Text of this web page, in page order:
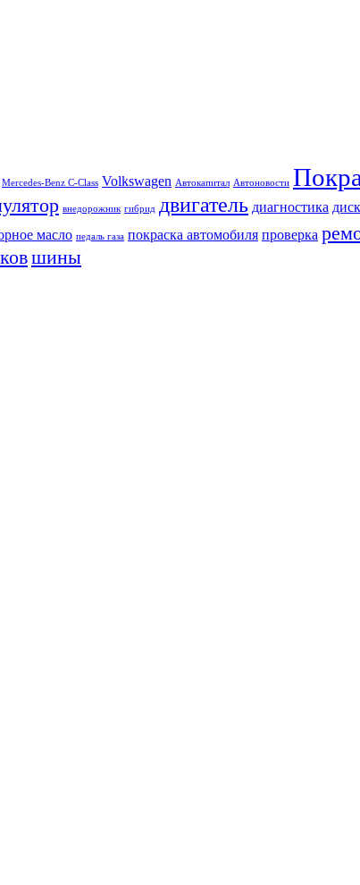
Mercedes-Benz C-Class Volkswagen Автокапитал Автоновости
внедорожник гибрид двигатель диагностика
масло педаль газа покраска автомобиля проверка
шины